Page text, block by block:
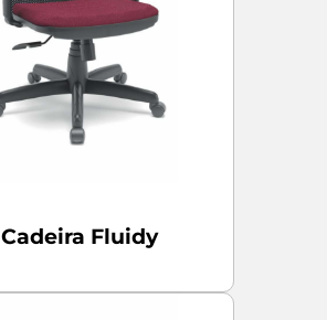
Cadeira Fluidy